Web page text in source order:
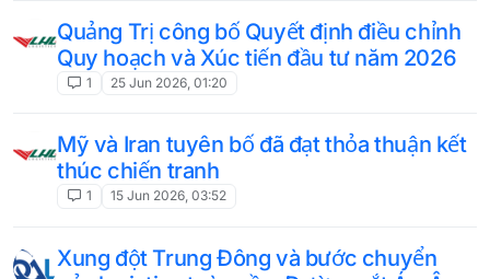
Quảng Trị công bố Quyết định điều chỉnh
Quy hoạch và Xúc tiến đầu tư năm 2026
1 25 Jun 2026, 01:20
Mỹ và Iran tuyên bố đã đạt thỏa thuận kết
thúc chiến tranh
1 15 Jun 2026, 03:52
Xung đột Trung Đông và bước chuyển